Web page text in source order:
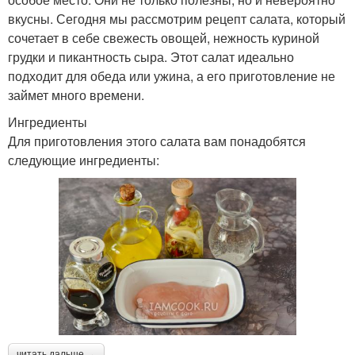
вкусны. Сегодня мы рассмотрим рецепт салата, который
сочетает в себе свежесть овощей, нежность куриной
грудки и пикантность сыра. Этот салат идеально
подходит для обеда или ужина, а его приготовление не
займет много времени.
Ингредиенты
Для приготовления этого салата вам понадобятся
следующие ингредиенты: